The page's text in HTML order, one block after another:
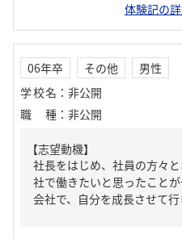
体験記の
06年卒 その他
男性
学校名 ： 非公開
職種 ： 非公開
【志望動機】
社長をはじめ、社員の方々
社で働きたいと思ったこと
会社で、自分を成長させて行